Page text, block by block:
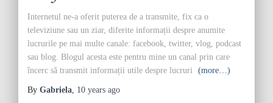
Internetul ne-a oferit puterea de a transmite, fix ca o
televiziune sau un ziar, diferite informații despre anumite
lucrurile pe mai multe canale: facebook, twitter, vlog, podcast
sau blog. Blogul acesta este pentru mine un canal prin care
încerc să transmit informații utile despre lucruri (more…)
By Gabriela, 10 years ago